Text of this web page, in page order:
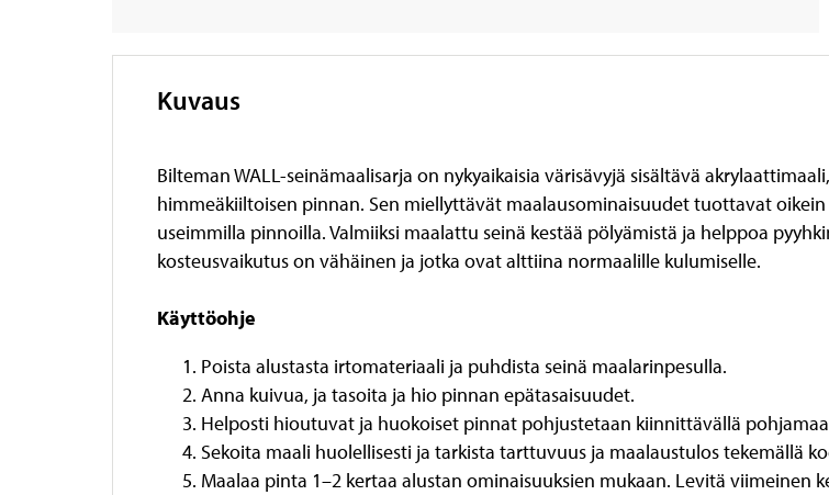
Kuvaus
Bilteman WALL-seinämaalisarja on nykyaikaisia värisävyjä sisältävä
himmeäkiiltoisen pinnan. Sen miellyttävät maalausominaisuudet tuottavat
useimmilla pinnoilla. Valmiiksi maalattu seinä kestää pölyämistä ja helppoa
kosteusvaikutus on vähäinen ja jotka ovat alttiina normaalille kulumiselle.
Käyttöohje
Poista alustasta irtomateriaali ja puhdista seinä maalarinpesulla.
Anna kuivua, ja tasoita ja hio pinnan epätasaisuudet.
Helposti hioutuvat ja huokoiset pinnat pohjustetaan kiinnittävällä
Sekoita maali huolellisesti ja tarkista tarttuvuus ja maalaustulos tekemällä
Maalaa pinta 1–2 kertaa alustan ominaisuuksien mukaan. Levitä viimeinen